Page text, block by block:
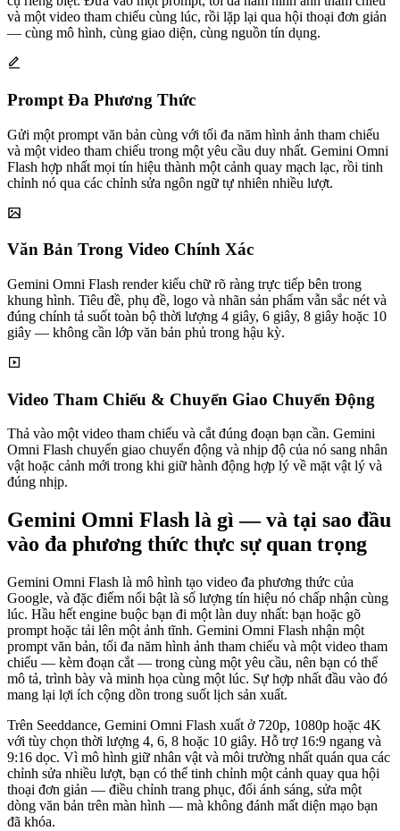
và một video tham chiếu cùng lúc, rồi lặp lại qua hội thoại đơn giản
— cùng mô hình, cùng giao diện, cùng nguồn tín dụng.
Prompt Đa Phương Thức
Gửi một prompt văn bản cùng với tối đa năm hình ảnh tham chiếu
và một video tham chiếu trong một yêu cầu duy nhất. Gemini Omni
Flash hợp nhất mọi tín hiệu thành một cảnh quay mạch lạc, rồi tinh
chỉnh nó qua các chỉnh sửa ngôn ngữ tự nhiên nhiều lượt.
Văn Bản Trong Video Chính Xác
Gemini Omni Flash render kiểu chữ rõ ràng trực tiếp bên trong
khung hình. Tiêu đề, phụ đề, logo và nhãn sản phẩm vẫn sắc nét và
đúng chính tả suốt toàn bộ thời lượng 4 giây, 6 giây, 8 giây hoặc 10
giây — không cần lớp văn bản phủ trong hậu kỳ.
Video Tham Chiếu & Chuyển Giao Chuyển Động
Thả vào một video tham chiếu và cắt đúng đoạn bạn cần. Gemini
Omni Flash chuyển giao chuyển động và nhịp độ của nó sang nhân
vật hoặc cảnh mới trong khi giữ hành động hợp lý về mặt vật lý và
đúng nhịp.
Gemini Omni Flash là gì — và tại sao đầu
vào đa phương thức thực sự quan trọng
Gemini Omni Flash là mô hình tạo video đa phương thức của
Google, và đặc điểm nổi bật là số lượng tín hiệu nó chấp nhận cùng
lúc. Hầu hết engine buộc bạn đi một làn duy nhất: bạn hoặc gõ
prompt hoặc tải lên một ảnh tĩnh. Gemini Omni Flash nhận một
prompt văn bản, tối đa năm hình ảnh tham chiếu và một video tham
chiếu — kèm đoạn cắt — trong cùng một yêu cầu, nên bạn có thể
mô tả, trình bày và minh họa cùng một lúc. Sự hợp nhất đầu vào đó
mang lại lợi ích cộng dồn trong suốt lịch sản xuất.
Trên Seeddance, Gemini Omni Flash xuất ở 720p, 1080p hoặc 4K
với tùy chọn thời lượng 4, 6, 8 hoặc 10 giây. Hỗ trợ 16:9 ngang và
9:16 dọc. Vì mô hình giữ nhân vật và môi trường nhất quán qua các
chỉnh sửa nhiều lượt, bạn có thể tinh chỉnh một cảnh quay qua hội
thoại đơn giản — điều chỉnh trang phục, đổi ánh sáng, sửa một
dòng văn bản trên màn hình — mà không đánh mất diện mạo bạn
đã khóa.